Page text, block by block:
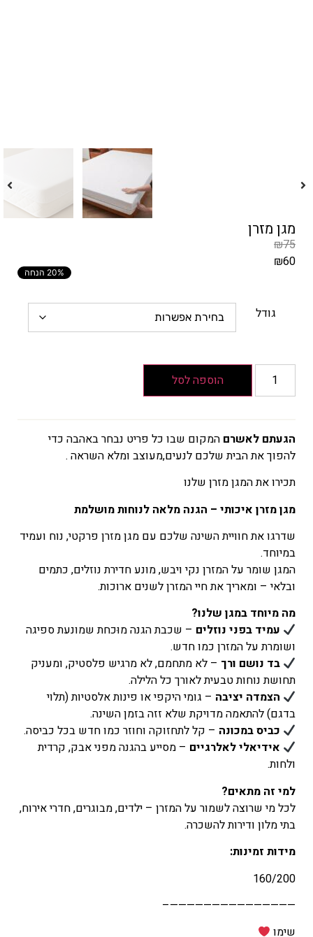
מגן מזרן
₪75
₪60
הנוכחי
₪60
20% הנחה
גודל
הוספה לסל
הגעתם לאשרם המקום שבו כל פריט נבחר באהבה כדי
להפוך את הבית שלכם לנעים,מעוצב ומלא השראה .
תכירו את המגן מזרן שלנו
מגן מזרן איכותי – הגנה מלאה לנוחות מושלמת
שדרגו את חוויית השינה שלכם עם מגן מזרן פרקטי, נוח ועמיד
במיוחד.
המגן שומר על המזרן נקי ויבש, מונע חדירת נוזלים, כתמים
ובלאי – ומאריך את חיי המזרן לשנים ארוכות.
מה מיוחד במגן שלנו?
עמיד בפני נוזלים – שכבת הגנה מוּכחת שמונעת ספיגה
ושומרת על המזרן כמו חדש.
בד נושם ורך – לא מתחמם, לא מרגיש פלסטיק, ומעניק
תחושת נוחות טבעית לאורך כל הלילה.
הצמדה יציבה – גומי היקפי או פינות אלסטיות (תלוי
בדגם) להתאמה מדויקת שלא זזה בזמן השינה.
כביס במכונה – קל לתחזוקה וחוזר כמו חדש בכל כביסה.
אידיאלי לאלרגיים – מסייע בהגנה מפני אבק, קרדית
ולחות.
למי זה מתאים?
לכל מי שרוצה לשמור על המזרן – ילדים, מבוגרים, חדרי אירוח,
בתי מלון ודירות להשכרה.
מידות זמינות:
160/200
———————————————–
שימו